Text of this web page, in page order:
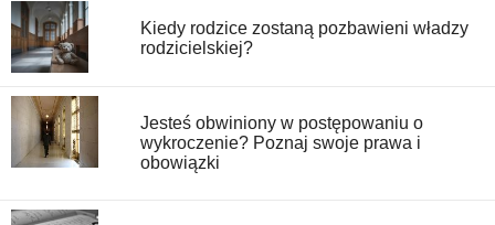
Kiedy rodzice zostaną pozbawieni władzy
rodzicielskiej?
Jesteś obwiniony w postępowaniu o
wykroczenie? Poznaj swoje prawa i
obowiązki